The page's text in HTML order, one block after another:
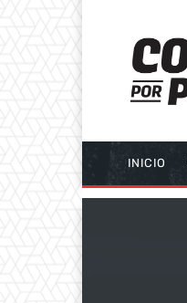
INICIO